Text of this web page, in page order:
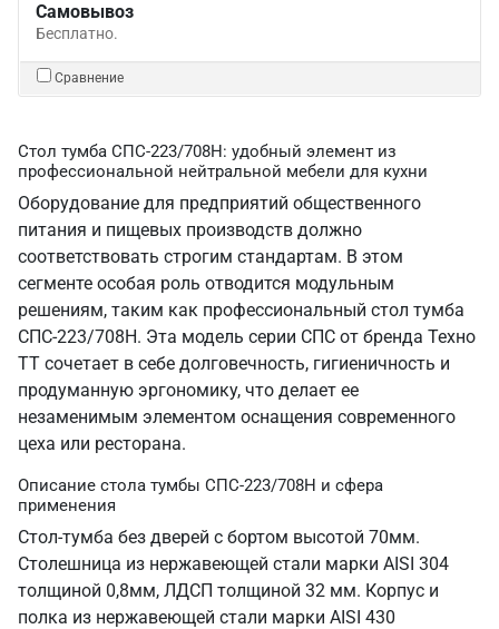
Самовывоз
Бесплатно.
Сравнение
Стол тумба СПС-223/708Н: удобный элемент из
профессиональной нейтральной мебели для кухни
Оборудование для предприятий общественного
питания и пищевых производств должно
соответствовать строгим стандартам. В этом
сегменте особая роль отводится модульным
решениям, таким как профессиональный стол тумба
СПС-223/708Н. Эта модель серии СПС от бренда Техно
ТТ сочетает в себе долговечность, гигиеничность и
продуманную эргономику, что делает ее
незаменимым элементом оснащения современного
цеха или ресторана.
Описание стола тумбы СПС-223/708Н и сфера
применения
Стол-тумба без дверей с бортом высотой 70мм.
Столешница из нержавеющей стали марки AISI 304
толщиной 0,8мм, ЛДСП толщиной 32 мм. Корпус и
полка из нержавеющей стали марки AISI 430